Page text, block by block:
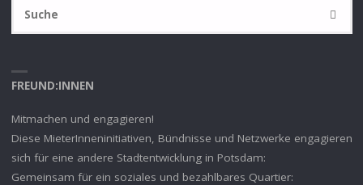
SUCHE
FREUND:INNEN
Mitmachen und engagieren!
Diese MieterInneninitiativen, Bündnisse und Netzwerke engagieren
sich für eine andere Stadtentwicklung in Potsdam:
Gemeinsam für ein soziales und bezahlbares Quartier: